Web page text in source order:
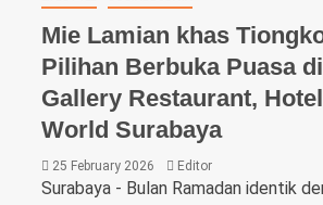
Mie Lamian khas
Pilihan Berbuka Puasa
Gallery Restaurant,
World Surabaya
25 February 2026 Editor
Surabaya - Bulan Ramadan identik